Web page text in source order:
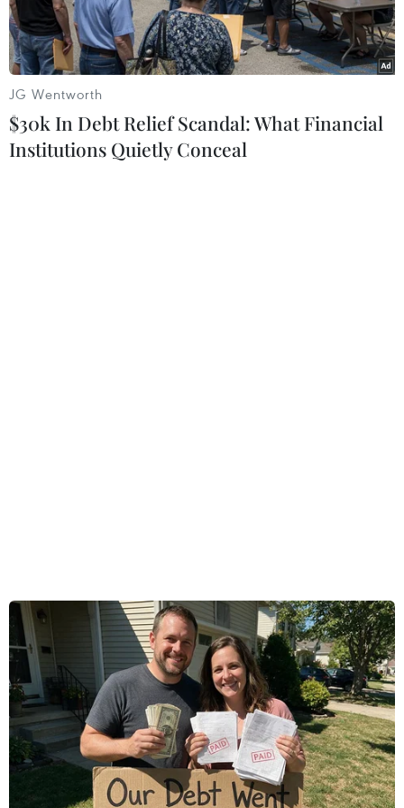
Theo đó, Ủy ban Nhân dân các quận huyện,
nhất là các Quận 12, Thủ Đức, Bình Thạnh, Bình
Tân và các huyện Củ Chi, Bình Chánh và Hóc
Môn thông báo thường xuyên trên các phương
tiện truyền thông về diễn biến đợt triều cường
và ngày, giờ đỉnh triều xuất hiện cho nhân dân
địa phương biết để chủ động ứng phó,
Đồng thời, Ủy ban Nhân dân các quận, huyện
JG Wentworth
$30k In Debt Relief Scandal: What Financial
Institutions Quietly Conceal